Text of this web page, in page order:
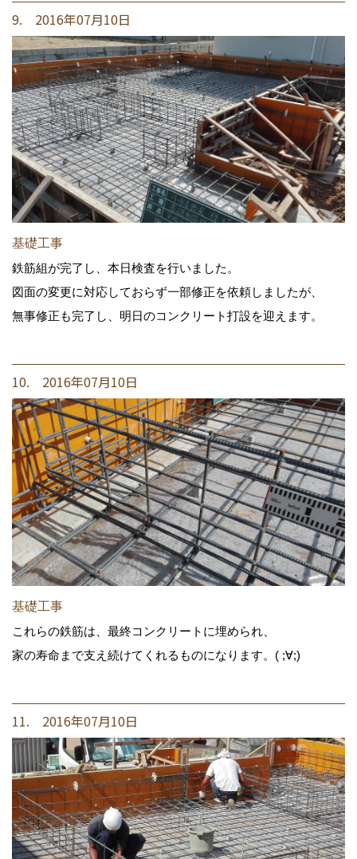
9. 2016年07月10日
基礎工事
鉄筋組が完了し、本日検査を行いました。
図面の変更に対応しておらず一部修正を依頼しましたが、
無事修正も完了し、明日のコンクリート打設を迎えます。
10. 2016年07月10日
基礎工事
これらの鉄筋は、最終コンクリートに埋められ、
家の寿命まで支え続けてくれるものになります。( ;∀;)
11. 2016年07月10日